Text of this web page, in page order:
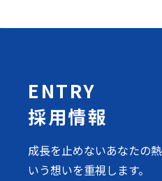
ENTRY
採用情報
成長を止めないあなたの
いう想いを重視します。